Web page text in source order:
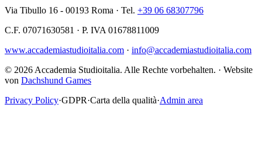
Via Tibullo 16 - 00193 Roma · Tel. +39 06 68307796
C.F. 07071630581 · P. IVA 01678811009
www.accademiastudioitalia.com · info@accademiastudioitalia.com
© 2026 Accademia Studioitalia. Alle Rechte vorbehalten. · Website
von Dachshund Games
Privacy Policy·GDPR·Carta della qualità·Admin area